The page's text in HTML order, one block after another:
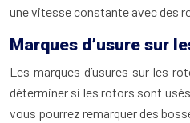
une vitesse constante avec des
Marques d’usure sur
Les marques d’usures sur les
déterminer si les rotors sont
vous pourrez remarquer des